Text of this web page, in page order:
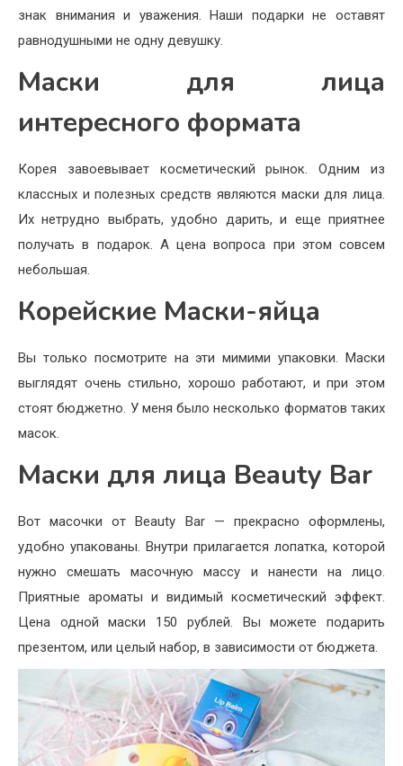
знак внимания и уважения. Наши подарки не оставят
равнодушными не одну девушку.
Маски для лица
интересного формата
Корея завоевывает косметический рынок. Одним из
классных и полезных средств являются маски для лица.
Их нетрудно выбрать, удобно дарить, и еще приятнее
получать в подарок. А цена вопроса при этом совсем
небольшая.
Корейские Маски-яйца
Вы только посмотрите на эти мимими упаковки. Маски
выглядят очень стильно, хорошо работают, и при этом
стоят бюджетно. У меня было несколько форматов таких
масок.
Маски для лица Beauty Bar
Вот масочки от Beauty Bar — прекрасно оформлены,
удобно упакованы. Внутри прилагается лопатка, которой
нужно смешать масочную массу и нанести на лицо.
Приятные ароматы и видимый косметический эффект.
Цена одной маски 150 рублей. Вы можете подарить
презентом, или целый набор, в зависимости от бюджета.